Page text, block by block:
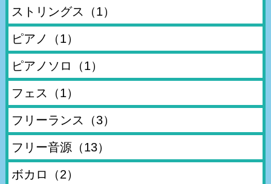
ストリングス （1）
ピアノ （1）
ピアノソロ （1）
フェス （1）
フリーランス （3）
フリー音源（13）
ボカロ （2）